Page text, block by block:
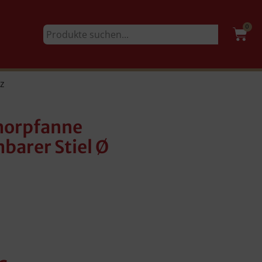
0
Stiel Ø